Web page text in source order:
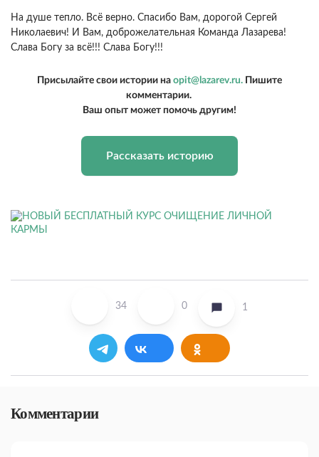
На душе тепло. Всё верно. Спасибо Вам, дорогой Сергей
Николаевич! И Вам, доброжелательная Команда Лазарева!
Слава Богу за всё!!! Слава Богу!!!
Присылайте свои истории на opit@lazarev.ru. Пишите
комментарии.
Ваш опыт может помочь другим!
Рассказать историю
34 0 1
Комментарии